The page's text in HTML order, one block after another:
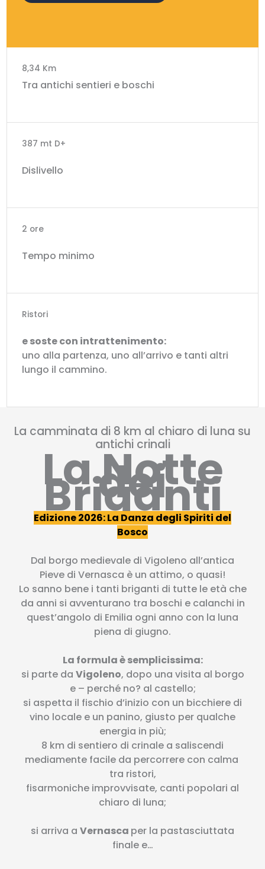
8,34 Km
Tra antichi sentieri e boschi
387 mt D+
Dislivello
2 ore
Tempo minimo
Ristori
e soste con intrattenimento:
uno alla partenza, uno all’arrivo e tanti altri
lungo il cammino.
La camminata di 8 km al chiaro di luna su
antichi crinali
La Notte
dei
Briganti
Edizione 2026: La Danza degli Spiriti del
Bosco
Dal borgo medievale di Vigoleno all’antica
Pieve di Vernasca è un attimo, o quasi!
Lo sanno bene i tanti briganti di tutte le età che
da anni si avventurano tra boschi e calanchi in
quest’angolo di Emilia ogni anno con la luna
piena di giugno.
La formula è semplicissima:
si parte da Vigoleno, dopo una visita al borgo
e – perché no? al castello;
si aspetta il fischio d’inizio con un bicchiere di
vino locale e un panino, giusto per qualche
energia in più;
8 km di sentiero di crinale a saliscendi
mediamente facile da percorrere con calma
tra ristori,
fisarmoniche improvvisate, canti popolari al
chiaro di luna;
si arriva a Vernasca per la pastasciuttata
finale e…